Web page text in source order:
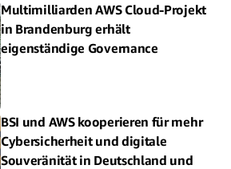
Multimilliarden AWS Cloud-Projekt
in Brandenburg erhält
eigenständige Governance
BSI und AWS kooperieren für mehr
Cybersicherheit und digitale
Souveränität in Deutschland und